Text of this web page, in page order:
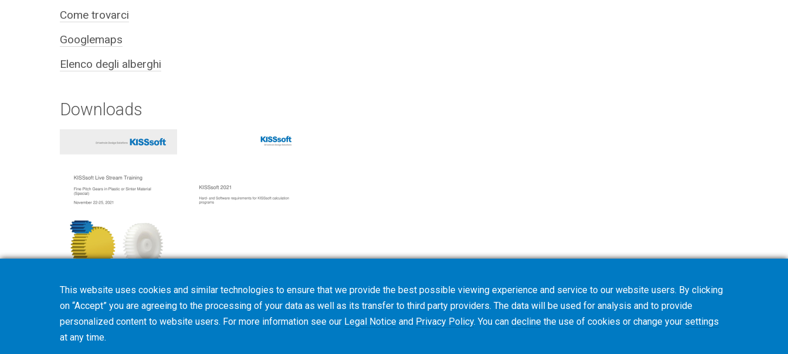
Come trovarci
Googlemaps
Elenco degli alberghi
Downloads
Training Program Hardware and Software Requirements
This website uses cookies and similar technologies to ensure that we provide the best possible viewing experience and service to our website users. By clicking
on “Accept” you are agreeing to the processing of your data as well as its transfer to third party providers. The data will be used for analysis and to provide
personalized content to website users. For more information see our Legal Notice and Privacy Policy. You can decline the use of cookies or change your settings
at any time.